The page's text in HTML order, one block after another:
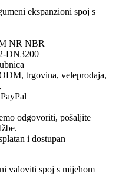
ekspanzioni spoj s
NR NBR
DN3200
trgovina, veleprodaja,
odgovoriti, pošaljite
i dostupan